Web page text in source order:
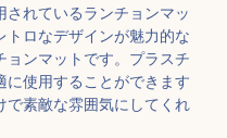
れているランチョンマッ
トロなデザインが魅力的な
ンマットです。プラスチ
に使用することができます
で素敵な雰囲気にしてくれ